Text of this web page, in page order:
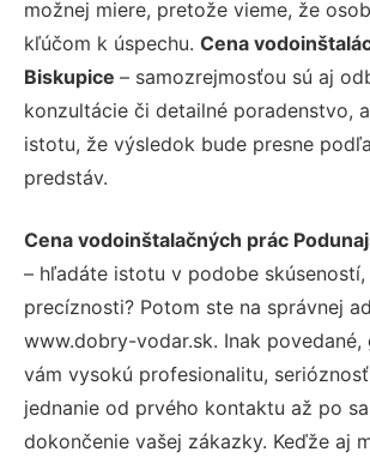
možnej miere, pretože vieme, že
kľúčom k úspechu. Cena
Biskupice – samozrejmosťou sú aj
konzultácie či detailné poradenstvo,
istotu, že výsledok bude presne
predstáv.
Cena vodoinštalačných prác
– hľadáte istotu v podobe
precíznosti? Potom ste na správnej
www.dobry-vodar.sk. Inak povedané,
vám vysokú profesionalitu,
jednanie od prvého kontaktu až po
dokončenie vašej zákazky. Keďže aj